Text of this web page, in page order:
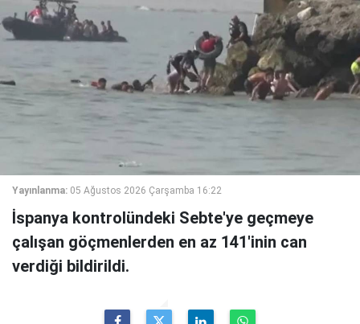
Yayınlanma: 05 Ağustos 2026 Çarşamba 16:22
İspanya kontrolündeki Sebte'ye geçmeye
çalışan göçmenlerden en az 141'inin can
verdiği bildirildi.